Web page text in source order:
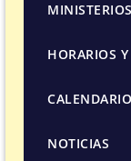
HORARIOS
CALENDARIO
NOTICIAS